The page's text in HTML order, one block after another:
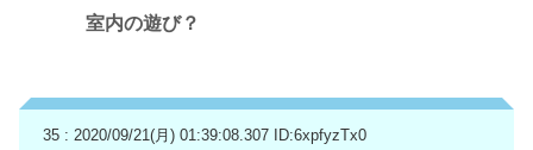
室内の遊び？
35 : 2020/09/21(月) 01:39:08.307 ID:6xpfyzTx0